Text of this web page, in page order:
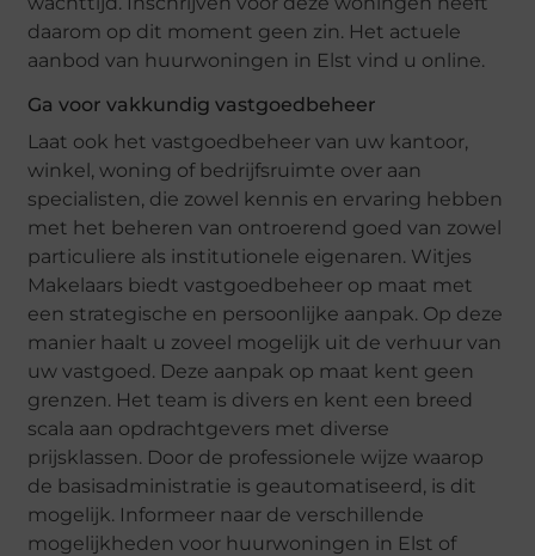
daarom op dit moment geen zin. Het actuele
aanbod van huurwoningen in Elst vind u online.
Ga voor vakkundig vastgoedbeheer
Laat ook het vastgoedbeheer van uw kantoor,
winkel, woning of bedrijfsruimte over aan
specialisten, die zowel kennis en ervaring hebben
met het beheren van ontroerend goed van zowel
particuliere als institutionele eigenaren. Witjes
Makelaars biedt vastgoedbeheer op maat met
een strategische en persoonlijke aanpak. Op deze
manier haalt u zoveel mogelijk uit de verhuur van
uw vastgoed. Deze aanpak op maat kent geen
grenzen. Het team is divers en kent een breed
scala aan opdrachtgevers met diverse
prijsklassen. Door de professionele wijze waarop
de basisadministratie is geautomatiseerd, is dit
mogelijk. Informeer naar de verschillende
mogelijkheden voor huurwoningen in Elst of